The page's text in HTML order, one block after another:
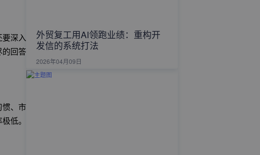
深入
回答
惯、市
低。
外贸复工用AI领跑业绩：重构开
发信的系统打法
2026年04月09日